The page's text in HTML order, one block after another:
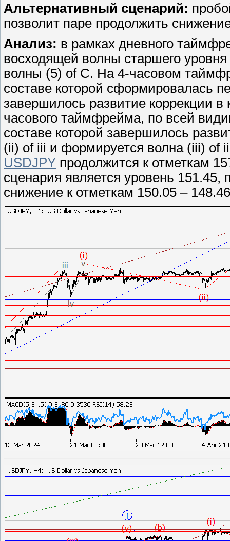
Альтернативный сценарий:
позволит паре продолжить
Анализ: в рамках дневного
восходящей волны старшего
волны (5) of C. На 4-часовом
составе которой сформировалась
завершилось развитие коррекции
часового таймфрейма, по всей
составе которой завершилось
(ii) of iii и формируется волна (iii) of
USDJPY продолжится к отметкам
сценария является уровень 151.45,
снижение к отметкам 150.05 –